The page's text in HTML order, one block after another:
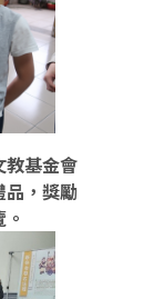
教基金會
品，獎勵